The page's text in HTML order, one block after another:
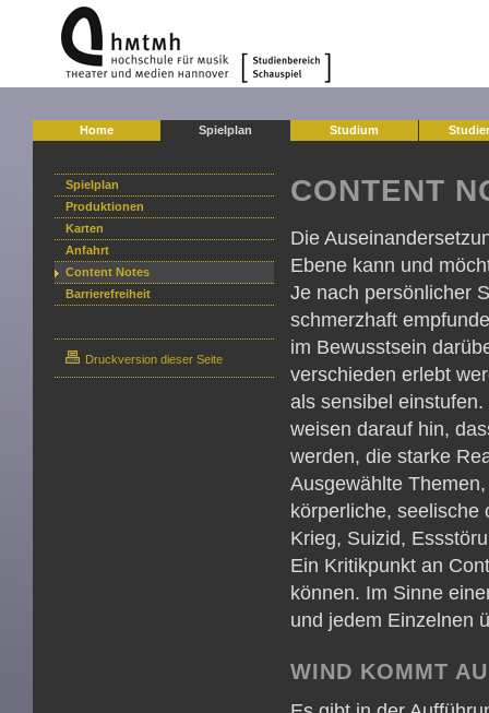
Home Spielplan Studium
Spielplan
Produktionen
Karten
Anfahrt
Content Notes
Barrierefreiheit
Druckversion dieser Seite
CONTENT
Die
Ebene kann und
Je nach persönlicher
schmerzhaft
im Bewusstsein
verschieden erlebt
als sensibel
weisen darauf hin,
werden, die starke
Ausgewählte
körperliche, seelische
Krieg, Suizid,
Ein Kritikpunkt an
können. Im Sinne
und jedem Einzelnen
WIND KOMMT